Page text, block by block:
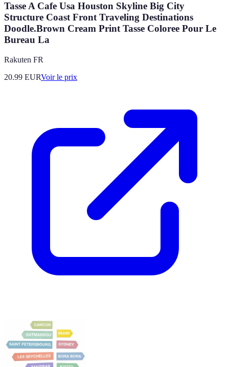
Tasse A Cafe Usa Houston Skyline Big City
Structure Coast Front Traveling Destinations
Doodle.Brown Cream Print Tasse Coloree Pour Le
Bureau La
Rakuten FR
20.99 EURVoir le prix